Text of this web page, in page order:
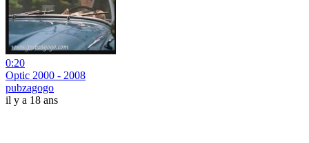
0:20
Optic 2000 - 2008
pubzagogo
il y a 18 ans